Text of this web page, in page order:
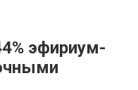
эфириум-